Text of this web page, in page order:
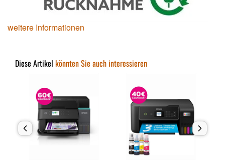
weitere Informationen
Diese Artikel könnten Sie auch interessieren